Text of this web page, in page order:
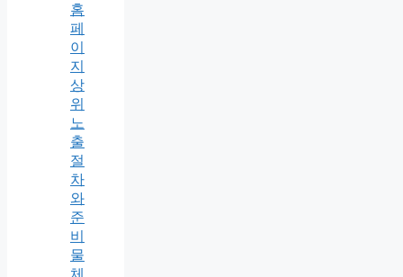
홈
페
이
지
상
위
노
출
절
차
와
준
비
물
체